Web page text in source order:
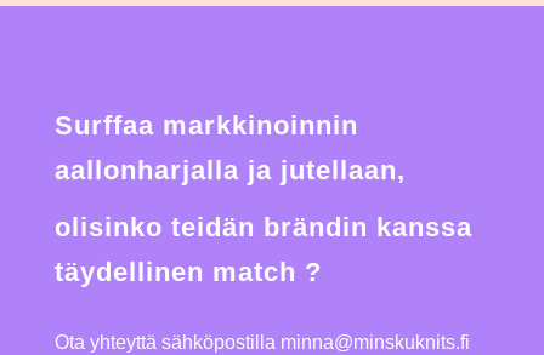
Surffaa markkinoinnin
aallonharjalla ja jutellaan,
olisinko teidän brändin kanssa
täydellinen match ?
Ota yhteyttä sähköpostilla minna@minskuknits.fi